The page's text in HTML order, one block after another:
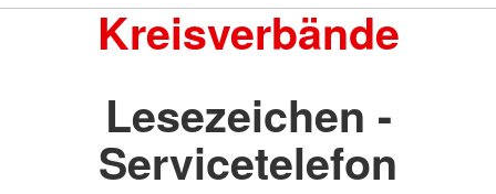
Kreisverbände
Lesezeichen -
Servicetelefon